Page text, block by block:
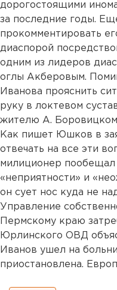
дорогостоящими
за последние годы.
прокомментировать
диаспорой
одним из лидеров
оглы Акберовым.
Иванова прояснить
руку в локтевом
жителю А.
Как пишет Юшков в
отвечать на все эти
милиционер
«неприятности» и
он сует нос куда не
Управление
Пермскому краю
Юрлинского ОВД
Иванов ушел на
приостановлена.